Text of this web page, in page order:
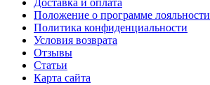
Доставка и оплата
Положение о программе лояльности
Политика конфиденциальности
Условия возврата
Отзывы
Статьи
Карта сайта